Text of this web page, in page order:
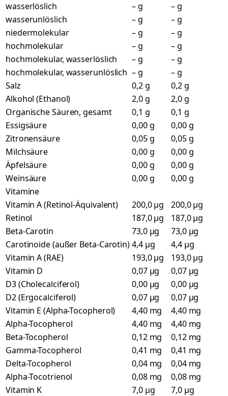
wasserlöslich
– g
– g
wasserunlöslich
– g
– g
niedermolekular
– g
– g
hochmolekular
– g
– g
hochmolekular, wasserlöslich
– g
– g
hochmolekular, wasserunlöslich – g
– g
Salz
0,2 g
0,2 g
Alkohol (Ethanol)
2,0 g
2,0 g
Organische Säuren, gesamt
0,1 g
0,1 g
Essigsäure
0,00 g
0,00 g
Zitronensäure
0,05 g
0,05 g
Milchsäure
0,00 g
0,00 g
Äpfelsäure
0,00 g
0,00 g
Weinsäure
0,00 g
0,00 g
Vitamine
Vitamin A (Retinol-Äquivalent)
200,0 µg
200,0 µg
Retinol
187,0 µg
187,0 µg
Beta-Carotin
73,0 µg
73,0 µg
Carotinoide (außer Beta-Carotin)4,4 µg
4,4 µg
Vitamin A (RAE)
193,0 µg
193,0 µg
Vitamin D
0,07 µg
0,07 µg
D3 (Cholecalciferol)
0,00 µg
0,00 µg
D2 (Ergocalciferol)
0,07 µg
0,07 µg
Vitamin E (Alpha-Tocopherol)
4,40 mg
4,40 mg
Alpha-Tocopherol
4,40 mg
4,40 mg
Beta-Tocopherol
0,12 mg
0,12 mg
Gamma-Tocopherol
0,41 mg
0,41 mg
Delta-Tocopherol
0,04 mg
0,04 mg
Alpha-Tocotrienol
0,08 mg
0,08 mg
Vitamin K
7,0 µg
7,0 µg